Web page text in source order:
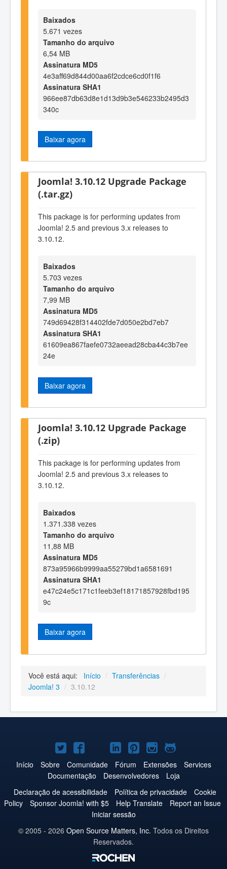
Baixados
5.671 vezes
Tamanho do arquivo
6,54 MB
Assinatura MD5
4e3aff69d844d00aa6f2cdce6cd0f1f6
Assinatura SHA1
966ee87db63d8e1d13d9b3e546233b2495d3
340c
Baixar agora
Joomla! 3.10.12 Upgrade Package
(.tar.gz)
This package is for performing updates from
Joomla! 2.5 and previous 3.x releases to
3.10.12.
Baixados
5.703 vezes
Tamanho do arquivo
7,99 MB
Assinatura MD5
749d69428f314402fde7d050e2bd7eb7
Assinatura SHA1
61609ea867faefe0732aeead28cba44c3b7ee
24e
Baixar agora
Joomla! 3.10.12 Upgrade Package
(.zip)
This package is for performing updates from
Joomla! 2.5 and previous 3.x releases to
3.10.12.
Baixados
1.371.338 vezes
Tamanho do arquivo
11,88 MB
Assinatura MD5
873a95966b9999aa55279bd1a6581691
Assinatura SHA1
e47c24e5c171c1feeb3ef18171857928fbd195
9c
Baixar agora
Você está aqui: Início / Transferências /
Joomla! 3 / 3.10.12
Joomla!
no
Twitter
Joomla!
no
Facebook
Joomla!
no
YouTube
Joomla!
no
LinkedIn
Joomla!
no
Pinterest
Joomla!
no
Instagram
Joomla!
no
GitHub
Início Sobre Comunidade Fórum Extensões
Services
Documentação
Desenvolvedores
Loja
Declaração de acessibilidade
Política de privacidade
Cookie
Policy
Sponsor Joomla! with $5 Help Translate
Report an Issue
Iniciar sessão
© 2005 - 2026 Open Source Matters, Inc. Todos os Direitos
Reservados.